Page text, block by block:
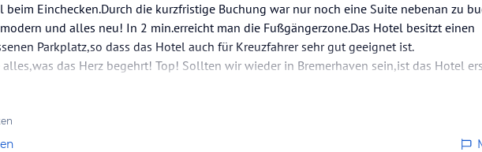
Alle Angaben ohne
die verbindlichen Angebotsdetailsdes
beim Einchecken.Durch die kurzfristige Buchung war nur noch eine Suite nebenan zu
und alles neu! In 2 min.erreicht man die Fußgängerzone.Das Hotel besitzt einen
Parkplatz,so dass das Hotel auch für Kreuzfahrer sehr gut geeignet ist.
alles,was das Herz begehrt! Top! Sollten wir wieder in Bremerhaven sein,ist das Hotel